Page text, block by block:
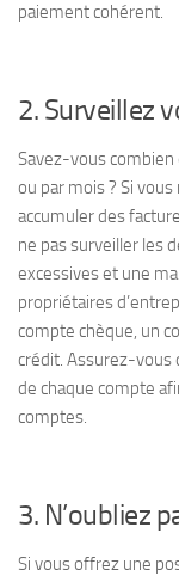
paiement cohérent.
2. Surveillez
Savez-vous combien
ou par mois ? Si
accumuler des
ne pas surveiller les
excessives et une
propriétaires
compte chèque, un
crédit. Assurez-vous
de chaque compte
comptes.
3. N’oubliez
Si vous offrez une